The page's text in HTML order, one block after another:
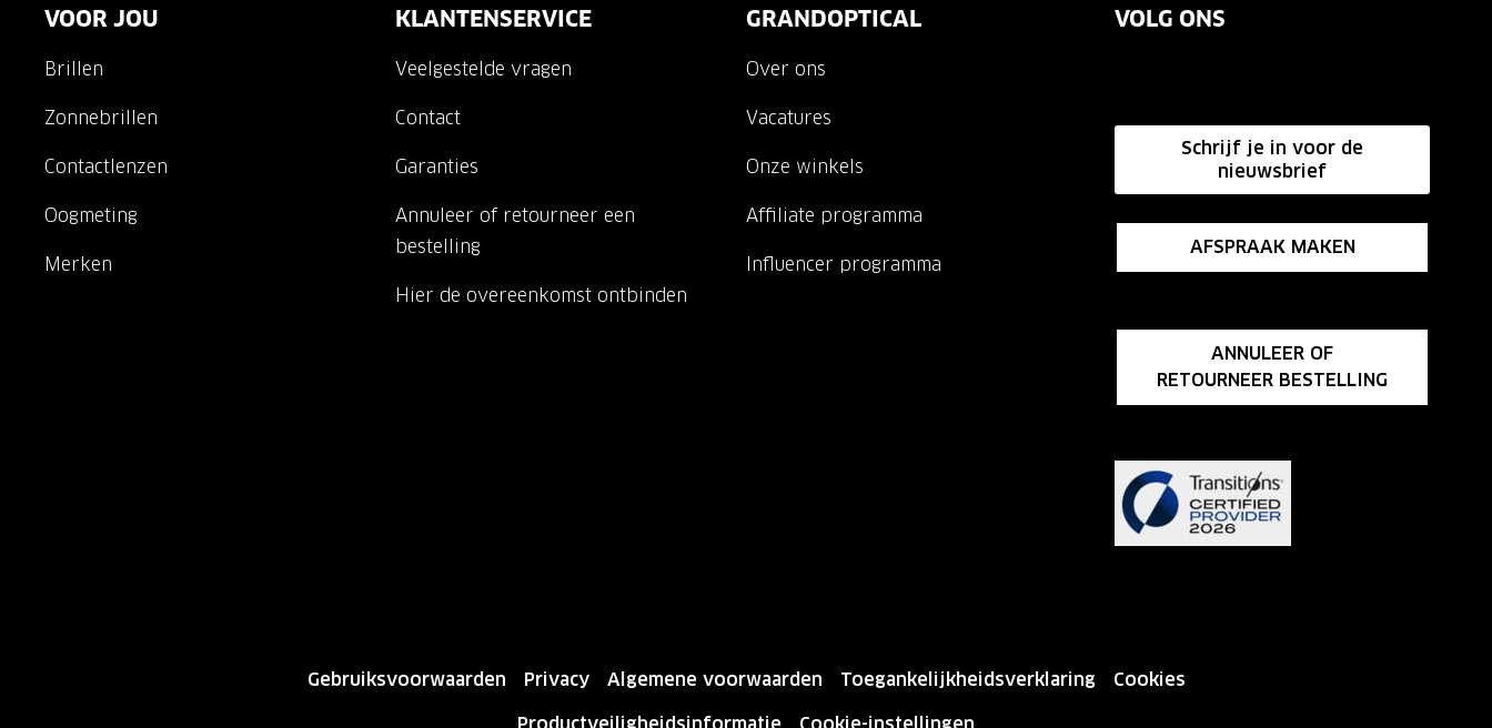
VOOR JOU
Brillen
Zonnebrillen
Contactlenzen
Oogmeting
Merken
KLANTENSERVICE
Veelgestelde vragen
Contact
Garanties
Annuleer of retourneer een
bestelling
Hier de overeenkomst ontbinden
GRANDOPTICAL
Over ons
Vacatures
Onze winkels
Affiliate programma
Influencer programma
VOLG ONS
Schrijf je in voor de
nieuwsbrief
AFSPRAAK MAKEN
ANNULEER OF
RETOURNEER BESTELLING
Gebruiksvoorwaarden Privacy Algemene voorwaarden Toegankelijkheidsverklaring
Cookies